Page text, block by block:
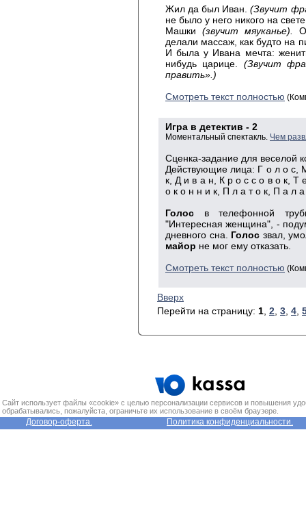
Жил да был Иван.(Звучит
не было у него никого на
Машки (звучит мяуканье).
делали массаж, как будто на
И была у Ивана мечта:
нибудь царице. (Звучит
править».)
Смотреть текст полностью
Игра в детектив - 2
Моментальный спектакль. Чем
Сценка-задание для веселой
Действующие лица: Г о л о с,
к, Д и в а н, К р о с с о в о к, Т
о к о н н и к, П л а т о к, П а л а
Голос в телефонной
"Интересная женщина", -
дневного сна. Голос звал,
майор не мог ему отказать.
Смотреть текст полностью
Вверх
Перейти на страницу: 1 2 3 4
Сайт использует файлы «cookie» с целью персонализации сервисов и повышения
обрабатывались, пожалуйста, ограничьте их использование в своём браузере.
Договор-оферта. Политика конфиденциальности.